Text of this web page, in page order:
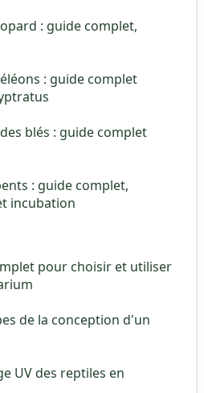
: guide complet,
: guide complet
blés : guide complet
: guide complet,
incubation
pour choisir et utiliser
de la conception d'un
UV des reptiles en